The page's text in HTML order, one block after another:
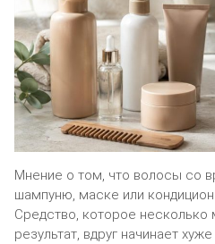
Мнение о том, что волосы со
шампуню, маске или
Средство, которое
результат, вдруг начинает